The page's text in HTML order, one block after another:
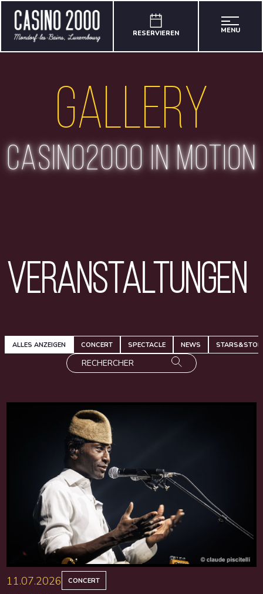
RESERVIEREN MENU
Gallery
casino2000 in motion
Veranstaltungen
ALLES ANZEIGEN CONCERT SPECTACLE NEWS
11.07.2026 CONCERT